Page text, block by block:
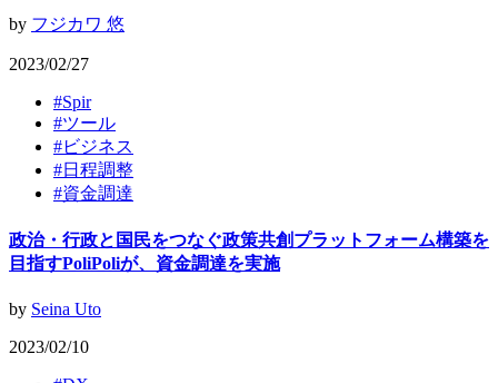
by フジカワ 悠
2023/02/27
#Spir
#ツール
#ビジネス
#日程調整
#資金調達
政治・行政と国民をつなぐ政策共創プラットフォーム構築を
目指すPoliPoliが、資金調達を実施
by Seina Uto
2023/02/10